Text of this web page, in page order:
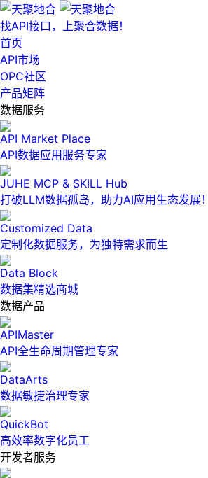
找API接口，上聚合数据！
首页
API市场
OPC社区
产品矩阵
数据服务
API Market Place
API数据应用服务专家
JUHE MCP & SKILL Hub
打破LLM数据孤岛，助力AI应用生态发展！
Customized Data
定制化数据服务，为独特需求而生
Data Block
数据集精选商城
数据产品
APIMaster
API全生命周期管理专家
DataArts
数据敏捷治理专家
QuickBot
高效率数字化员工
开发者服务